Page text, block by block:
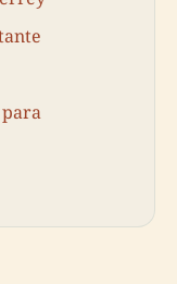
para